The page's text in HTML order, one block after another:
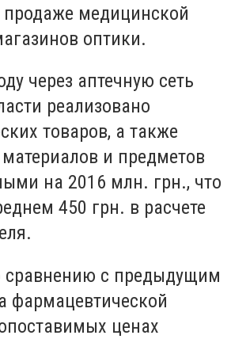
медицинской
оптики.
через аптечную сеть
реализовано
товаров, а также
и предметов
на 2016 млн. грн., что
450 грн. в расчете
сравнению с предыдущим
фармацевтической
ценах